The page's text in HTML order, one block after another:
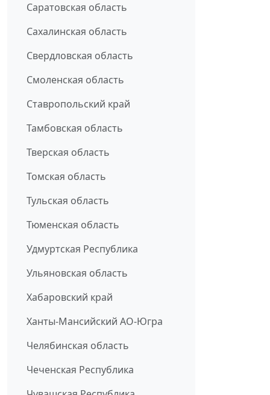
Саратовская область
Сахалинская область
Свердловская область
Смоленская область
Ставропольский край
Тамбовская область
Тверская область
Томская область
Тульская область
Тюменская область
Удмуртская Республика
Ульяновская область
Хабаровский край
Ханты-Мансийский АО-Югра
Челябинская область
Чеченская Республика